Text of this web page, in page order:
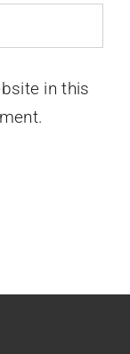
in this